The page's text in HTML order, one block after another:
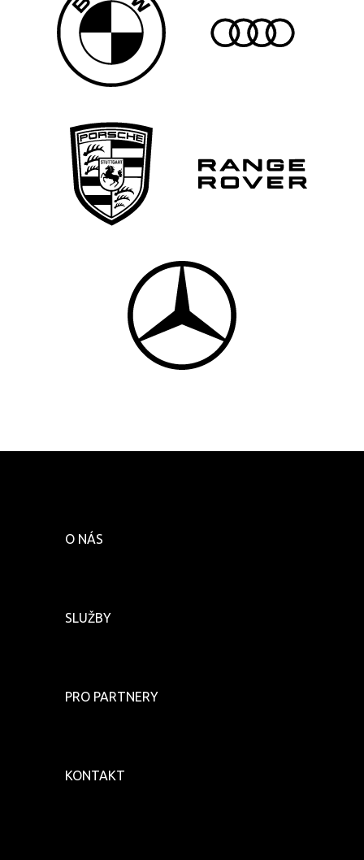
O NÁS
SLUŽBY
PRO PARTNERY
KONTAKT